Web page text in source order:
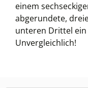
einem
abgerundete,
unteren Drittel ein
Unvergleichlich!